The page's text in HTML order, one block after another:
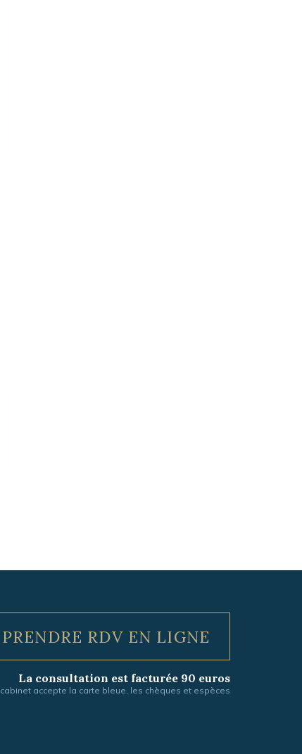
PRENDRE RDV EN LIGNE
La consultation est facturée 90 euros
accepte la carte bleue, les chèques et espèces